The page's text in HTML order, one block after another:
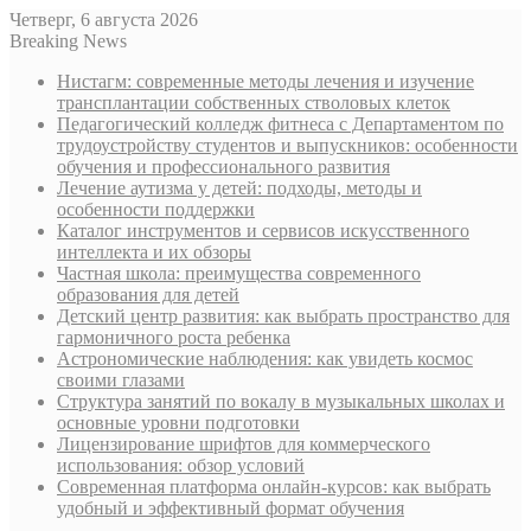
Четверг, 6 августа 2026
Breaking News
Нистагм: современные методы лечения и изучение
трансплантации собственных стволовых клеток
Педагогический колледж фитнеса с Департаментом по
трудоустройству студентов и выпускников: особенности
обучения и профессионального развития
Лечение аутизма у детей: подходы, методы и
особенности поддержки
Каталог инструментов и сервисов искусственного
интеллекта и их обзоры
Частная школа: преимущества современного
образования для детей
Детский центр развития: как выбрать пространство для
гармоничного роста ребенка
Астрономические наблюдения: как увидеть космос
своими глазами
Структура занятий по вокалу в музыкальных школах и
основные уровни подготовки
Лицензирование шрифтов для коммерческого
использования: обзор условий
Современная платформа онлайн-курсов: как выбрать
удобный и эффективный формат обучения